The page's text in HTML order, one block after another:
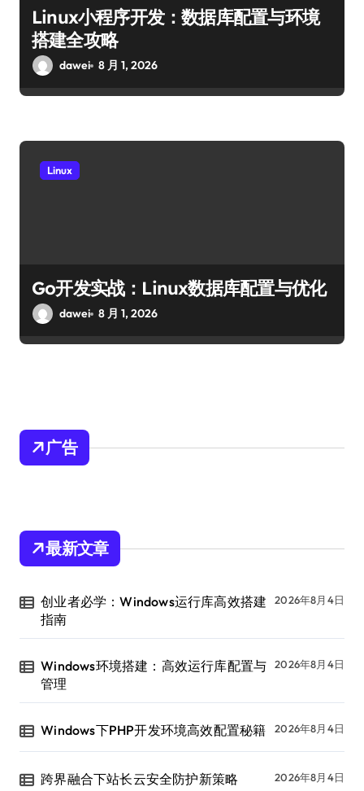
Linux小程序开发：数据库配置与环境
搭建全攻略
dawei 8 月 1, 2026
Linux
Go开发实战：Linux数据库配置与优化
dawei 8 月 1, 2026
广告
最新文章
创业者必学：Windows运行库高效搭建
指南
2026年8月4日
Windows环境搭建：高效运行库配置与
管理
2026年8月4日
Windows下PHP开发环境高效配置秘籍 2026年8月4日
跨界融合下站长云安全防护新策略 2026年8月4日